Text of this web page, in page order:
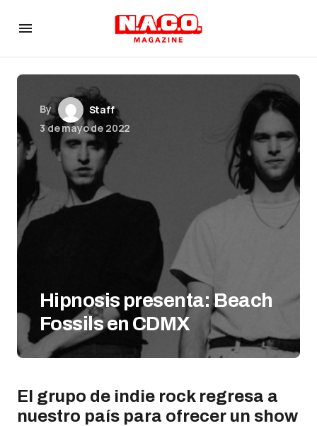
By
Staff
3 de mayo de 2022
Hipnosis presenta: Beach
Fossils en CDMX
El grupo de indie rock regresa a
nuestro país para ofrecer un show